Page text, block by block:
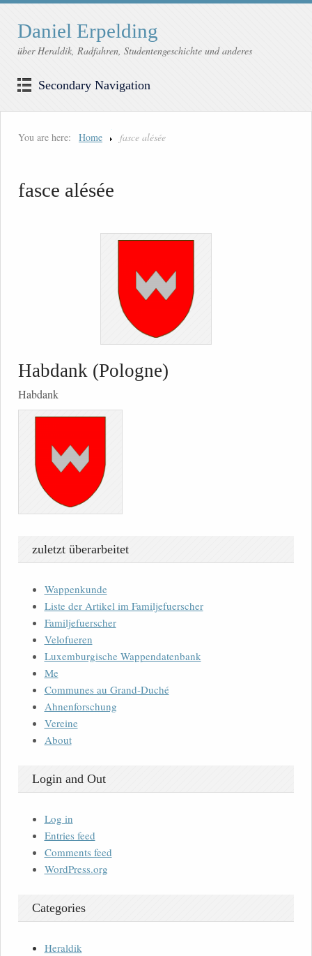
Daniel Erpelding
über Heraldik, Radfahren, Studentengeschichte und anderes
Secondary Navigation
You are here: Home fasce alésée
fasce alésée
Habdank (Pologne)
Habdank
zuletzt überarbeitet
Wappenkunde
Liste der Artikel im Familjefuerscher
Familjefuerscher
Velofueren
Luxemburgische Wappendatenbank
Me
Communes au Grand-Duché
Ahnenforschung
Vereine
About
Login and Out
Log in
Entries feed
Comments feed
WordPress.org
Categories
Heraldik